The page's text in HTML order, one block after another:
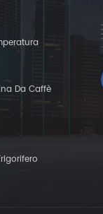
Da Caffè